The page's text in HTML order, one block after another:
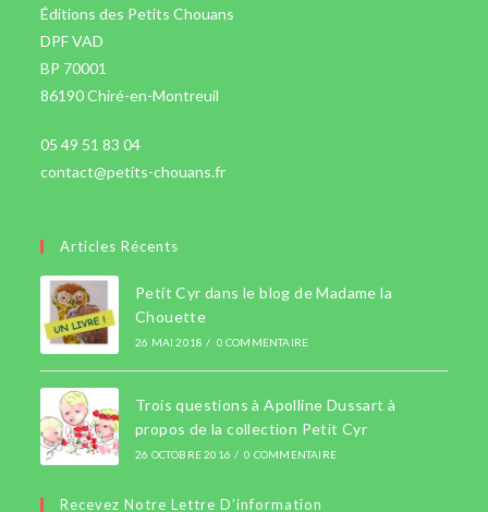
Éditions des Petits Chouans
DPF VAD
BP 70001
86190 Chiré-en-Montreuil
05 49 51 83 04
contact@petits-chouans.fr
Articles Récents
Petit Cyr dans le blog de Madame la
Chouette
26 MAI 2018 / 0 COMMENTAIRE
Trois questions à Apolline Dussart à
propos de la collection Petit Cyr
26 OCTOBRE 2016 / 0 COMMENTAIRE
Recevez Notre Lettre D’information